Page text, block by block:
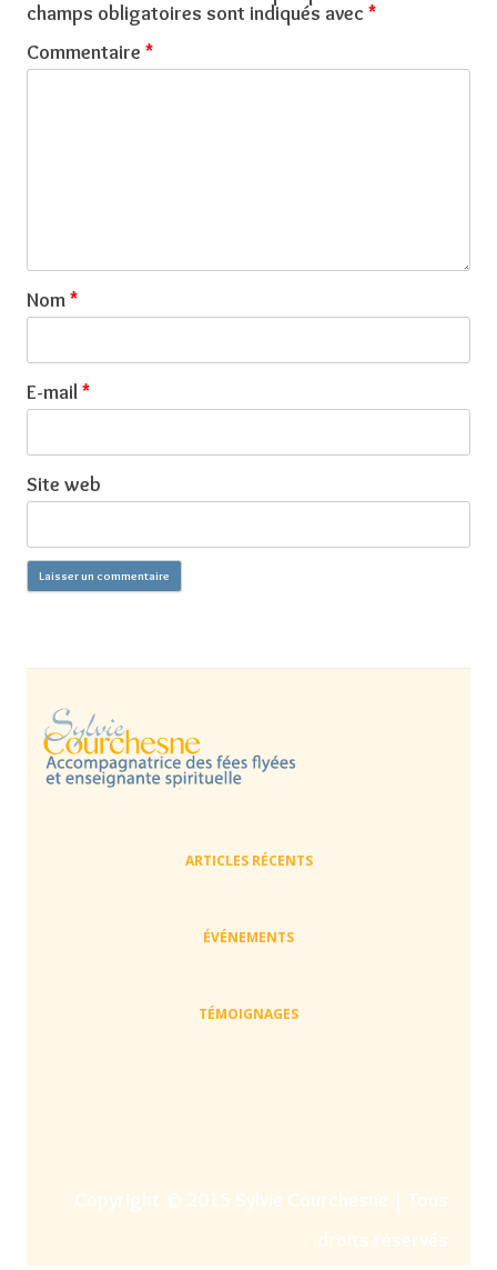
champs obligatoires sont indiqués avec *
Commentaire *
Nom*
E-mail*
Site web
ARTICLES RÉCENTS
ÉVÉNEMENTS
TÉMOIGNAGES